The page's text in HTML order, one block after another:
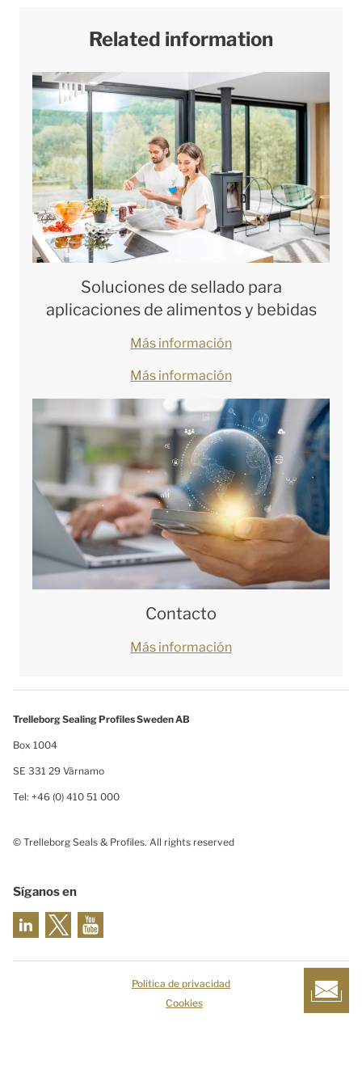
Related information
Soluciones de sellado para
aplicaciones de alimentos y bebidas
Más información
Más información
Contacto
Más información
Trelleborg Sealing Profiles Sweden AB
Box 1004
SE 331 29 Värnamo
Tel: +46 (0) 410 51 000
© Trelleborg Seals & Profiles. All rights reserved
Síganos en
Política de privacidad
Cookies